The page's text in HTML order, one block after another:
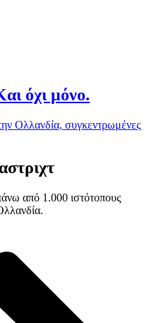
όχι μόνο.
Ολλανδία, συγκεντρωμένες
από 1.000 ιστότοπους